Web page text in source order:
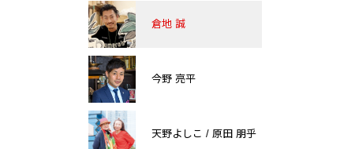
倉地 誠
今野 亮平
天野よしこ / 原田 朋乎